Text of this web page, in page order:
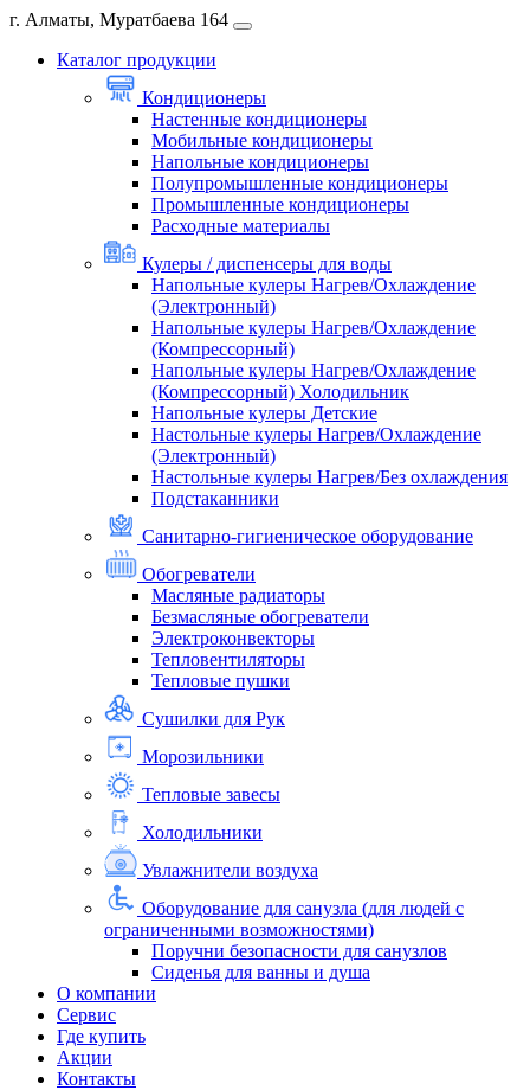
г. Алматы, Муратбаева 164
Каталог продукции
Кондиционеры
Настенные кондиционеры
Мобильные кондиционеры
Напольные кондиционеры
Полупромышленные кондиционеры
Промышленные кондиционеры
Расходные материалы
Кулеры / диспенсеры для воды
Напольные кулеры Нагрев/Охлаждение
(Электронный)
Напольные кулеры Нагрев/Охлаждение
(Компрессорный)
Напольные кулеры Нагрев/Охлаждение
(Компрессорный) Холодильник
Напольные кулеры Детские
Настольные кулеры Нагрев/Охлаждение
(Электронный)
Настольные кулеры Нагрев/Без охлаждения
Подстаканники
Санитарно-гигиеническое оборудование
Обогреватели
Масляные радиаторы
Безмасляные обогреватели
Электроконвекторы
Тепловентиляторы
Тепловые пушки
Сушилки для Рук
Морозильники
Тепловые завесы
Холодильники
Увлажнители воздуха
Оборудование для санузла (для людей с
ограниченными возможностями)
Поручни безопасности для санузлов
Сиденья для ванны и душа
О компании
Сервис
Где купить
Акции
Контакты